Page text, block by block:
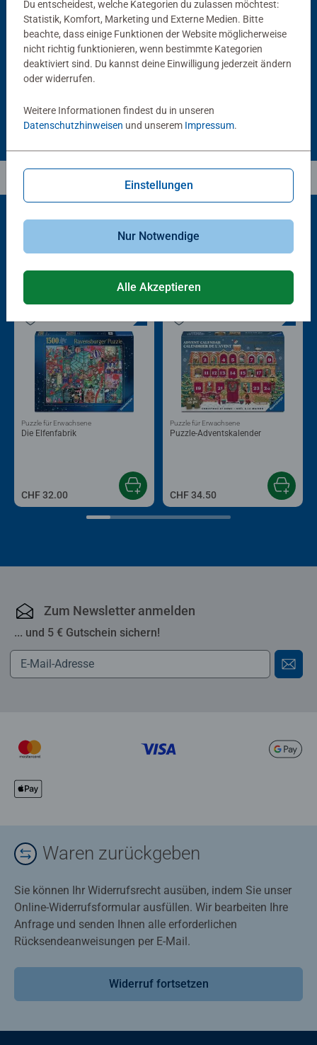
Puzzle Conserver Permanent
Durchschnittliche Bewertung 4.4 von 5 Sternen.
Puzzlezubehör Puzzlezubehör
Beliebte Auswahl
Andere Kunden mögen auch
Die Elfenfabrik
Puzzle für Erwachsene
CHF 32.00
Puzzle-Adventskalender
Puzzle für Erwachsene
CHF 34.50
Zum Newsletter anmelden
... und 5 € Gutschein sichern!
Waren zurückgeben
Sie können Ihr Widerrufsrecht ausüben, indem Sie unser
Online-Widerrufsformular ausfüllen. Wir bearbeiten Ihre
Anfrage und senden Ihnen alle erforderlichen
Rücksendeanweisungen per E-Mail.
Widerruf fortsetzen
Du entscheidest, welche Kategorien du zulassen möchtest:
Statistik, Komfort, Marketing und Externe Medien. Bitte
beachte, dass einige Funktionen der Website möglicherweise
nicht richtig funktionieren, wenn bestimmte Kategorien
deaktiviert sind. Du kannst deine Einwilligung jederzeit ändern
oder widerrufen.
Weitere Informationen findest du in unseren
Datenschutzhinweisen und unserem Impressum.
Einstellungen
Nur Notwendige
Alle Akzeptieren